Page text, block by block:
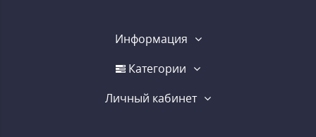
Информация
Категории
Личный кабинет